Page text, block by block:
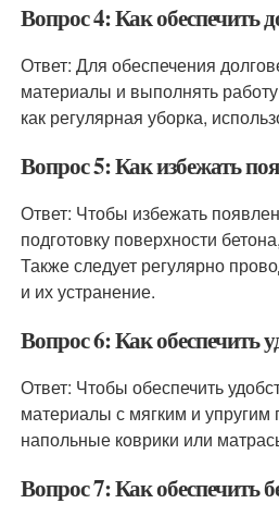
Вопрос 4: Как обеспечить
Ответ: Для обеспечения
материалы и выполнять
как регулярная уборка,
Вопрос 5: Как избежать
Ответ: Чтобы избежать
подготовку поверхности
Также следует регулярно
и их устранение.
Вопрос 6: Как обеспечить
Ответ: Чтобы обеспечить
материалы с мягким и
напольные коврики или
Вопрос 7: Как обеспечить